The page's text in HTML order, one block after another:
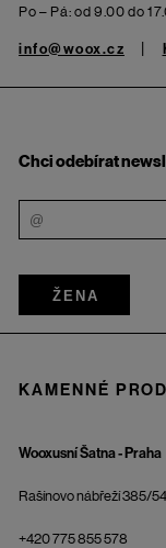
Po – Pá: od 9.00 do
info@woox.cz
Chci odebírat
ŽENA
KAMENNÉ
Wooxusní Šatna - Praha
Rašínovo nábřeží 385/
+420 775 855 578